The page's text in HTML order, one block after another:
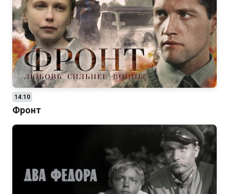
14:10
Фронт